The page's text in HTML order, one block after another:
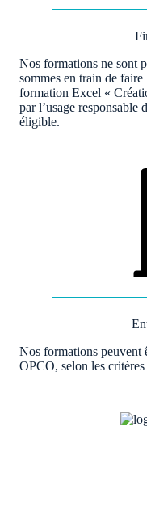
Nos formations ne sont
sommes en train de
formation Excel «
par l’usage
éligible.
Nos formations peuvent
OPCO, selon les